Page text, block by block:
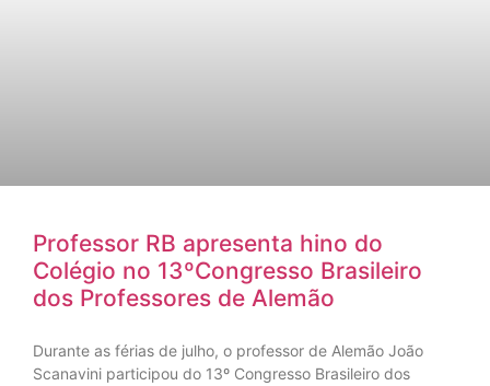
Professor RB apresenta hino do
Colégio no 13ºCongresso Brasileiro
dos Professores de Alemão
Durante as férias de julho, o professor de Alemão João
Scanavini participou do 13º Congresso Brasileiro dos